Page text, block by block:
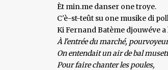
Èt min.me danser one troye.
C'è-st-teût su one musike di
Ki Fernand Batème djouwéve
À l'entrée du marché,
On entendait un air de bal
Pour faire chanter les poules,